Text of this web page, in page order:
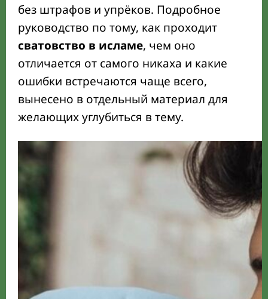
без штрафов и упрёков. Подробное
руководство по тому, как проходит
сватовство в исламе, чем оно
отличается от самого никаха и какие
ошибки встречаются чаще всего,
вынесено в отдельный материал для
желающих углубиться в тему.